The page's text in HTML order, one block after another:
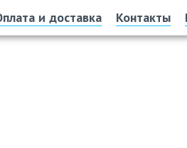
и доставка Контакты